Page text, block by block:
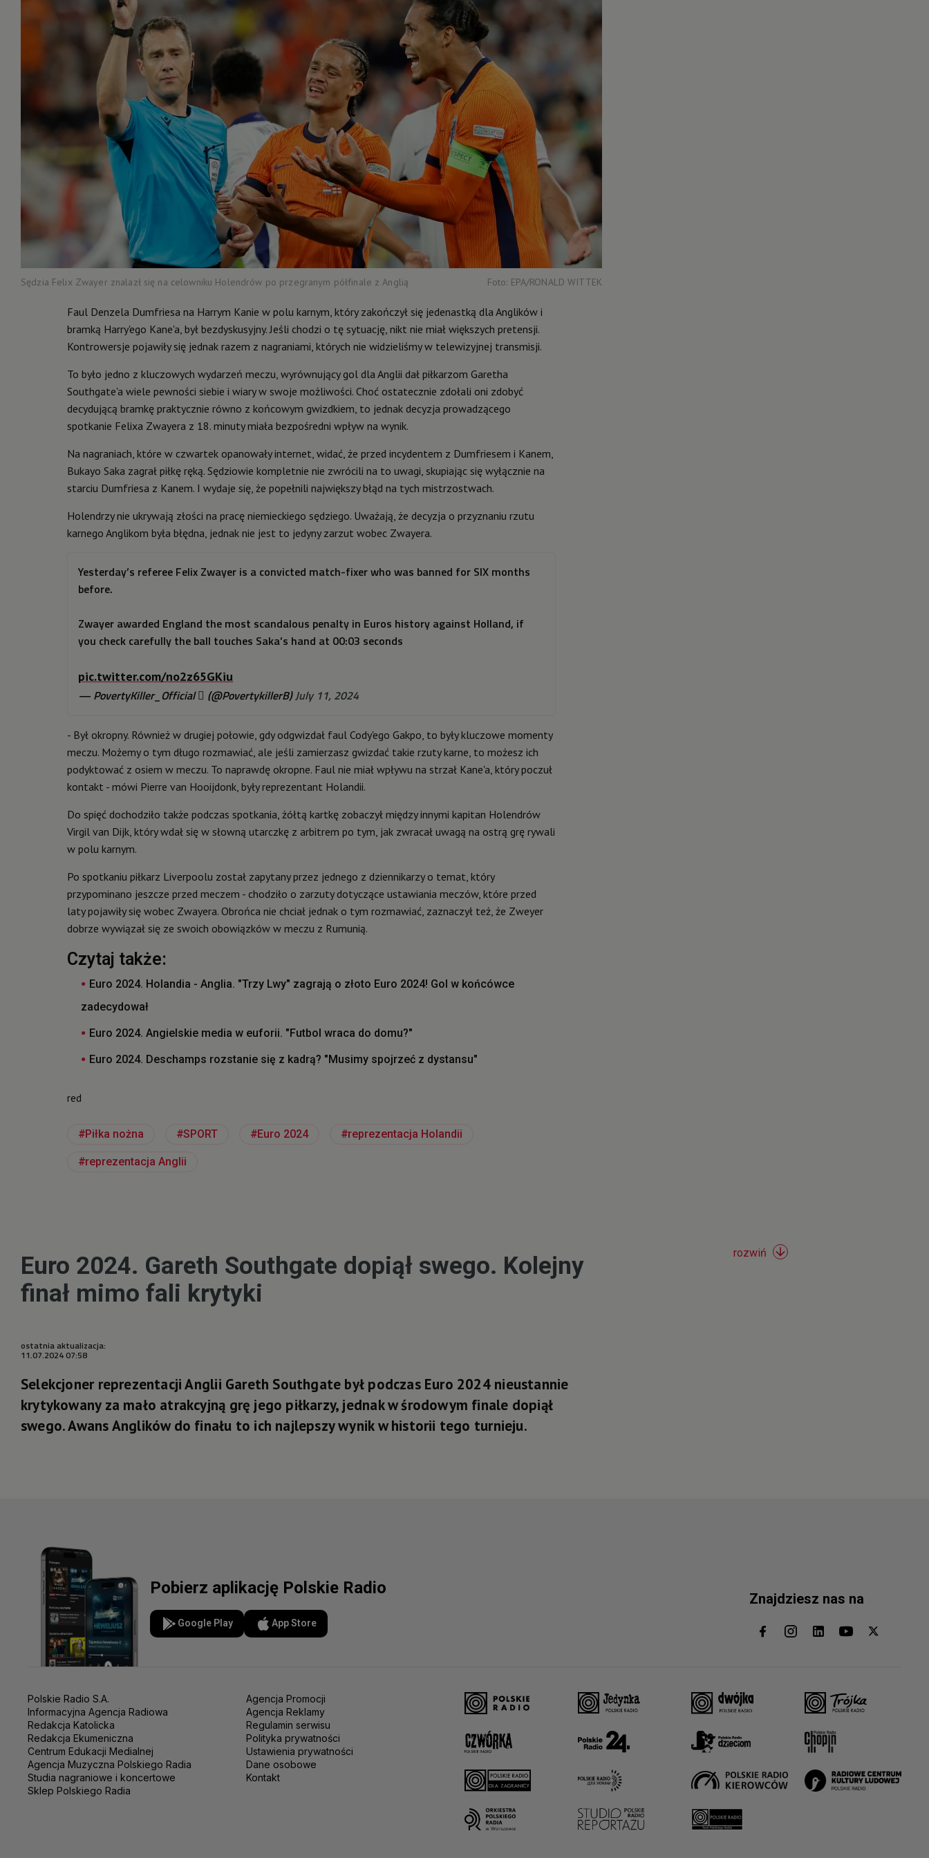
Sędzia Felix Zwayer znalazł się na celowniku Holendrów po przegranym półfinale z Anglią Foto: EPA/RONALD WITTEK
Faul Denzela Dumfriesa na Harrym Kanie w polu karnym, który zakończył się jedenastką dla Anglików i
bramką Harry'ego Kane'a, był bezdyskusyjny. Jeśli chodzi o tę sytuację, nikt nie miał większych pretensji.
Kontrowersje pojawiły się jednak razem z nagraniami, których nie widzieliśmy w telewizyjnej transmisji.
To było jedno z kluczowych wydarzeń meczu, wyrównujący gol dla Anglii dał piłkarzom Garetha
Southgate'a wiele pewności siebie i wiary w swoje możliwości. Choć ostatecznie zdołali oni zdobyć
decydującą bramkę praktycznie równo z końcowym gwizdkiem, to jednak decyzja prowadzącego
spotkanie Felixa Zwayera z 18. minuty miała bezpośredni wpływ na wynik.
Na nagraniach, które w czwartek opanowały internet, widać, że przed incydentem z Dumfriesem i Kanem,
Bukayo Saka zagrał piłkę ręką. Sędziowie kompletnie nie zwrócili na to uwagi, skupiając się wyłącznie na
starciu Dumfriesa z Kanem. I wydaje się, że popełnili największy błąd na tych mistrzostwach.
Holendrzy nie ukrywają złości na pracę niemieckiego sędziego. Uważają, że decyzja o przyznaniu rzutu
karnego Anglikom była błędna, jednak nie jest to jedyny zarzut wobec Zwayera.
Yesterday’s referee Felix Zwayer is a convicted match-fixer who was banned for SIX months
before.
Zwayer awarded England the most scandalous penalty in Euros history against Holland, if
you check carefully the ball touches Saka’s hand at 00:03 seconds
pic.twitter.com/no2z65GKiu
— PovertyKiller_Official  (@PovertykillerB)July 11, 2024
- Był okropny. Również w drugiej połowie, gdy odgwizdał faul Cody'ego Gakpo, to były kluczowe momenty
meczu. Możemy o tym długo rozmawiać, ale jeśli zamierzasz gwizdać takie rzuty karne, to możesz ich
podyktować z osiem w meczu. To naprawdę okropne. Faul nie miał wpływu na strzał Kane'a, który poczuł
kontakt - mówi Pierre van Hooijdonk, były reprezentant Holandii.
Do spięć dochodziło także podczas spotkania, żółtą kartkę zobaczył między innymi kapitan Holendrów
Virgil van Dijk, który wdał się w słowną utarczkę z arbitrem po tym, jak zwracał uwagą na ostrą grę rywali
w polu karnym.
Po spotkaniu piłkarz Liverpoolu został zapytany przez jednego z dziennikarzy o temat, który
przypominano jeszcze przed meczem - chodziło o zarzuty dotyczące ustawiania meczów, które przed
laty pojawiły się wobec Zwayera. Obrońca nie chciał jednak o tym rozmawiać, zaznaczył też, że Zweyer
dobrze wywiązał się ze swoich obowiązków w meczu z Rumunią.
Czytaj także:
Euro 2024. Holandia - Anglia. "Trzy Lwy" zagrają o złoto Euro 2024! Gol w końcówce
zadecydował
Euro 2024. Angielskie media w euforii. "Futbol wraca do domu?"
Euro 2024. Deschamps rozstanie się z kadrą? "Musimy spojrzeć z dystansu"
red
Piłka nożna SPORT Euro 2024 reprezentacja Holandii
reprezentacja Anglii
Euro 2024. Gareth Southgate dopiął swego. Kolejny
finał mimo fali krytyki
ostatnia aktualizacja:
11.07.2024 07:58
Selekcjoner reprezentacji Anglii Gareth Southgate był podczas Euro 2024 nieustannie
krytykowany za mało atrakcyjną grę jego piłkarzy, jednak w środowym finale dopiął
swego. Awans Anglików do finału to ich najlepszy wynik w historii tego turnieju.
rozwiń 
Pobierz aplikację Polskie Radio
Google Play App Store
Znajdziesz nas na
Polskie Radio S.A.
Informacyjna Agencja Radiowa
Redakcja Katolicka
Redakcja Ekumeniczna
Centrum Edukacji Medialnej
Agencja Muzyczna Polskiego Radia
Studia nagraniowe i koncertowe
Sklep Polskiego Radia
Agencja Promocji
Agencja Reklamy
Regulamin serwisu
Polityka prywatności
Ustawienia prywatności
Dane osobowe
Kontakt